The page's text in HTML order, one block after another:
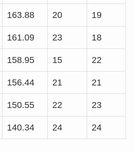
163.88 20 19
161.09 23 18
158.95 15 22
156.44 21 21
150.55 22 23
140.34 24 24